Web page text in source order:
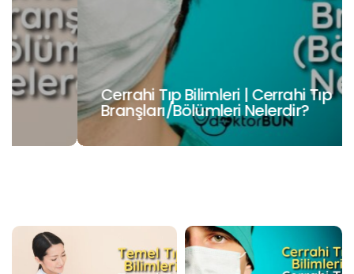
Cerrahi Tıp Bilimleri | Cerrahi Tıp
Branşları/Bölümleri Nelerdir?